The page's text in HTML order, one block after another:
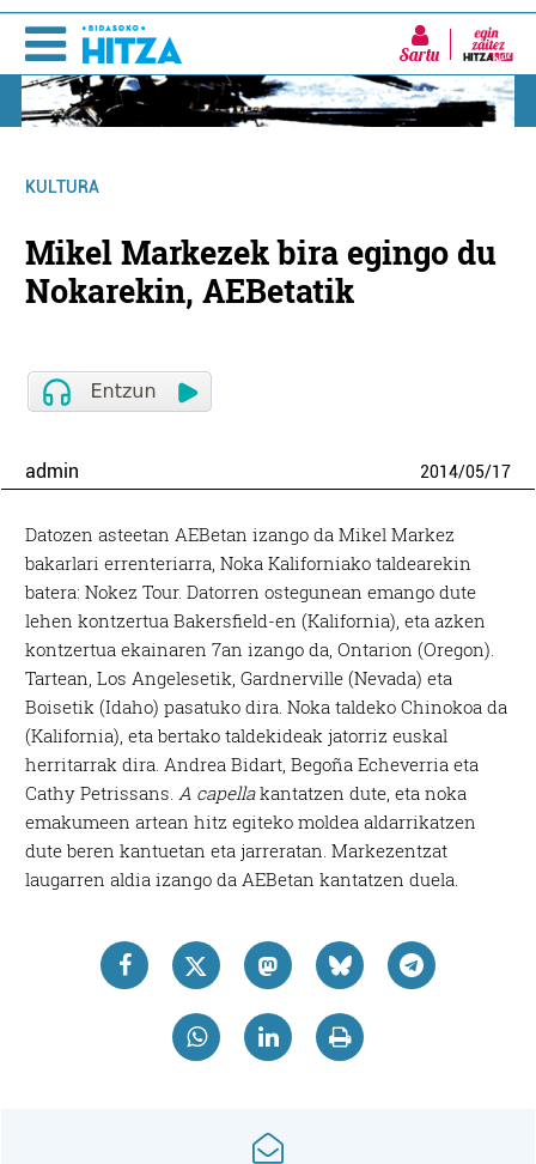
Sartu
KULTURA
Mikel Markezek bira egingo du
Nokarekin, AEBetatik
admin 2014/05/17
Datozen asteetan AEBetan izango da Mikel Markez
bakarlari errenteriarra, Noka Kaliforniako taldearekin
batera: Nokez Tour. Datorren ostegunean emango dute
lehen kontzertua Bakersfield-en (Kalifornia), eta azken
kontzertua ekainaren 7an izango da, Ontarion (Oregon).
Tartean, Los Angelesetik, Gardnerville (Nevada) eta
Boisetik (Idaho) pasatuko dira. Noka taldeko Chinokoa da
(Kalifornia), eta bertako taldekideak jatorriz euskal
herritarrak dira. Andrea Bidart, Begoña Echeverria eta
Cathy Petrissans. A capellakantatzen dute, eta noka
emakumeen artean hitz egiteko moldea aldarrikatzen
dute beren kantuetan eta jarreratan. Markezentzat
laugarren aldia izango da AEBetan kantatzen duela.